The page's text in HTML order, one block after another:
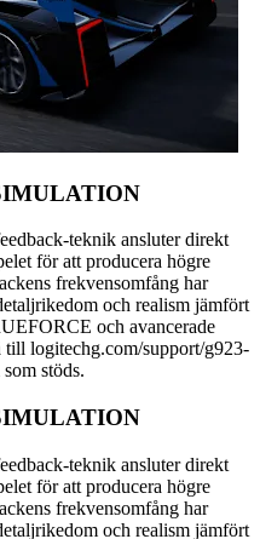
teknik ansluter direkt
för att producera högre
frekvensomfång har
och realism jämfört
och avancerade
logitechg.com/support/g923-
stöds.
teknik ansluter direkt
för att producera högre
frekvensomfång har
och realism jämfört